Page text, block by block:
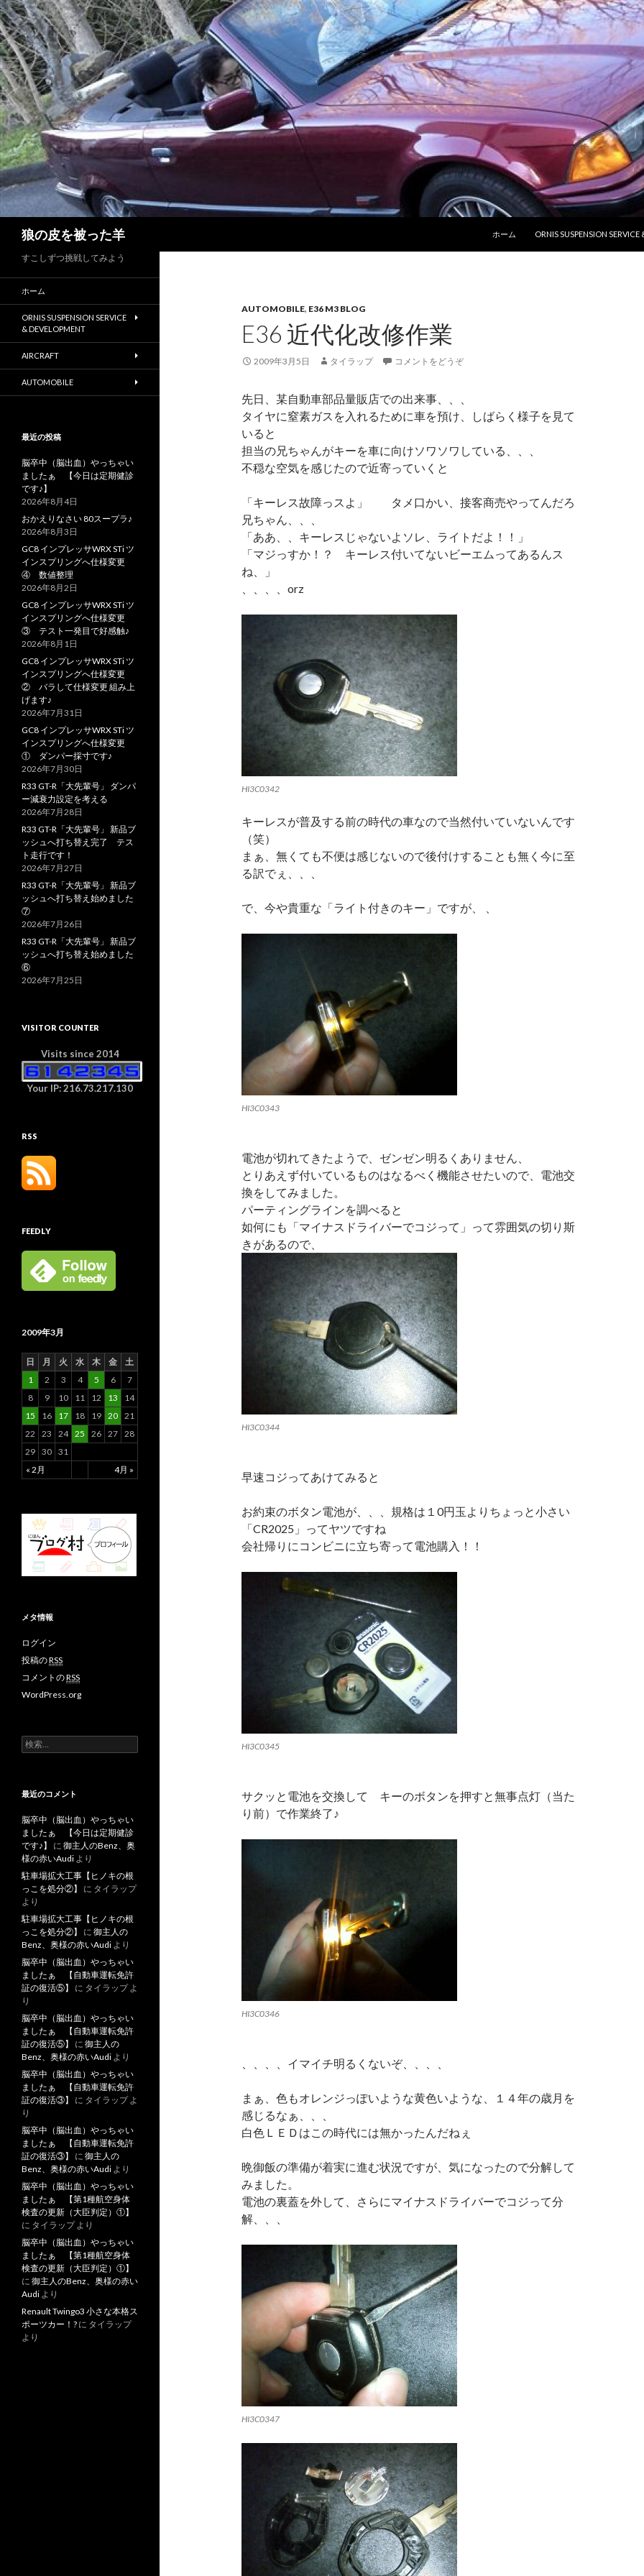
狼の皮を被った羊
ホーム
ORNIS SUSPENSION
AUTOMOBILE, E36 M3 BLOG
E36 近代化改修作業
2009年3月5日 タイラップ コメントをどうぞ
先日、某自動車部品量販店での出来事、、、
タイヤに窒素ガスを入れるために車を預け、しばらく様子を見て
いると
担当の兄ちゃんがキーを車に向けソワソワしている、、、
不穏な空気を感じたので近寄っていくと
「キーレス故障っスよ」 タメ口かい、接客商売やってんだろ
兄ちゃん、、、
「ああ、、キーレスじゃないよソレ、ライトだよ！！」
「マジっすか！？ キーレス付いてないビーエムってあるんス
ね、」
、、、、orz
HI3C0342
キーレスが普及する前の時代の車なので当然付いていないんです
（笑）
まぁ、無くても不便は感じないので後付けすることも無く今に至
る訳でぇ、、、
で、今や貴重な「ライト付きのキー」ですが、 、
HI3C0343
電池が切れてきたようで、ゼンゼン明るくありません、
とりあえず付いているものはなるべく機能させたいので、電池交
換をしてみました。
パーティングラインを調べると
如何にも「マイナスドライバーでコジって」って雰囲気の切り斯
きがあるので、
HI3C0344
早速コジってあけてみると
お約束のボタン電池が、、、規格は１0円玉よりちょっと小さい
「CR2025」ってヤツですね
会社帰りにコンビニに立ち寄って電池購入！！
HI3C0345
サクッと電池を交換して キーのボタンを押すと無事点灯（当た
り前）で作業終了♪
HI3C0346
、、、、イマイチ明るくないぞ、、、、
まぁ、色もオレンジっぽいような黄色いような、１４年の歳月を
感じるなぁ、、、
白色ＬＥＤはこの時代には無かったんだねぇ
晩御飯の準備が着実に進む状況ですが、気になったので分解して
みました。
電池の裏蓋を外して、さらにマイナスドライバーでコジって分
解、、、
HI3C0347
すこしずつ挑戦してみよう
ホーム
ORNIS SUSPENSION SERVICE
& DEVELOPMENT
AIRCRAFT
AUTOMOBILE
最近の投稿
脳卒中（脳出血）やっちゃい
ましたぁ 【今日は定期健診
です♪】
2026年8月4日
おかえりなさい 80スープラ♪
2026年8月3日
GC8 インプレッサWRX STi ツ
インスプリングへ仕様変更
④ 数値整理
2026年8月2日
GC8 インプレッサWRX STi ツ
インスプリングへ仕様変更
③ テスト一発目で好感触♪
2026年8月1日
GC8 インプレッサWRX STi ツ
インスプリングへ仕様変更
② バラして仕様変更 組み上
げます♪
2026年7月31日
GC8 インプレッサWRX STi ツ
インスプリングへ仕様変更
① ダンパー採寸です♪
2026年7月30日
R33 GT-R「大先輩号」 ダンパ
ー減衰力設定を考える
2026年7月28日
R33 GT-R「大先輩号」 新品ブ
ッシュへ打ち替え完了 テス
ト走行です！
2026年7月27日
R33 GT-R「大先輩号」 新品ブ
ッシュへ打ち替え始めました
⑦
2026年7月26日
R33 GT-R「大先輩号」 新品ブ
ッシュへ打ち替え始めました
⑥
2026年7月25日
VISITOR COUNTER
Visits since 2014
Your IP: 216.73.217.130
RSS
FEEDLY
2009年3月
日 月 火 水 木 金 土
« 2月 4月 »
1 2 3 4 5 6
7
8
9 10 11 12 13
14
15
16 17 18 19 20 21
22
23 24 25 26 27 28
29 30 31
メタ情報
ログイン
投稿のRSS
コメントのRSS
WordPress.org
検
索
最近のコメント
脳卒中（脳出血）やっちゃい
ましたぁ 【今日は定期健診
です♪】
に 御主人のBenz、奥
様の赤いAudi より
駐車場拡大工事【ヒノキの根
っこを処分②】
に タイラップ
より
駐車場拡大工事【ヒノキの根
っこを処分②】
に 御主人の
Benz、奥様の赤いAudi より
脳卒中（脳出血）やっちゃい
ましたぁ 【自動車運転免許
証の復活⑤】
に タイラップよ
り
脳卒中（脳出血）やっちゃい
ましたぁ 【自動車運転免許
証の復活⑤】
に 御主人の
Benz、奥様の赤いAudi より
脳卒中（脳出血）やっちゃい
ましたぁ 【自動車運転免許
証の復活③】
に タイラップよ
り
脳卒中（脳出血）やっちゃい
ましたぁ 【自動車運転免許
証の復活③】
に 御主人の
Benz、奥様の赤いAudi より
脳卒中（脳出血）やっちゃい
ましたぁ 【第1種航空身体
検査の更新（大臣判定）①】
に タイラップより
脳卒中（脳出血）やっちゃい
ましたぁ 【第1種航空身体
検査の更新（大臣判定）①】
に 御主人のBenz、奥様の赤い
Audi より
Renault Twingo3 小さな本格ス
ポーツカー！? に タイラップ
より